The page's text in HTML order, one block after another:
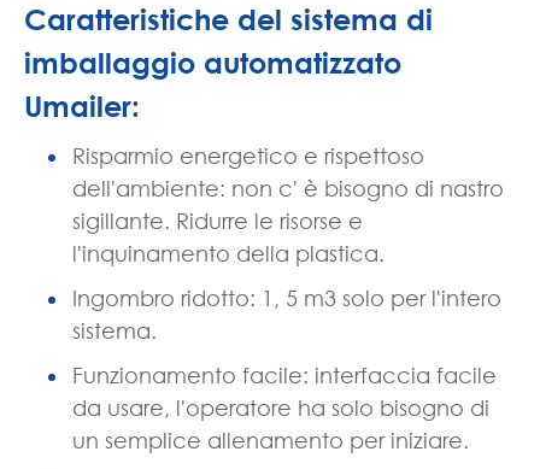
Caratteristiche del sistema di
imballaggio automatizzato
Umailer:
Risparmio energetico e rispettoso
dell'ambiente: non c' è bisogno di nastro
sigillante. Ridurre le risorse e
l'inquinamento della plastica.
Ingombro ridotto: 1, 5 m3 solo per l'intero
sistema.
Funzionamento facile: interfaccia facile
da usare, l'operatore ha solo bisogno di
un semplice allenamento per iniziare.